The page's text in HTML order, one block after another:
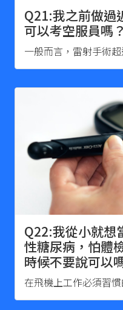
Q21:我之前做過
可以考空服員嗎？
一般而言，雷射手術
Q22:我從小就想
性糖尿病，怕體
時候不要說可以
在飛機上工作必須習